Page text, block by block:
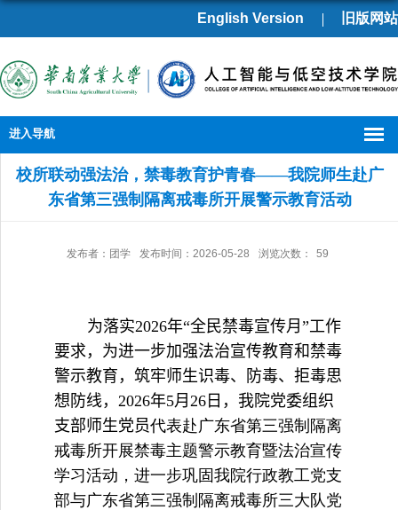
English Version 旧版网站
进入导航
校所联动强法治，禁毒教育护青春——我院师生赴广
东省第三强制隔离戒毒所开展警示教育活动
发布者：团学 发布时间：2026-05-28 浏览次数： 59
为落实2026年“全民禁毒宣传月”工作
要求，为进一步加强法治宣传教育和禁毒
警示教育，筑牢师生识毒、防毒、拒毒思
想防线， 2026年5月 26 日，我院党委组织
支部师生党员代表赴广东省第三强制隔离
戒毒所开展禁毒主题警示教育暨法治宣传
学习活动，进一步巩固我院行政教工党支
部与广东省第三强制隔离戒毒所三大队党